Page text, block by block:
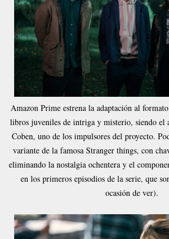
Amazon Prime estrena la adaptación al
libros juveniles de intriga y misterio, siendo el
Coben, uno de los impulsores del proyecto.
variante de la famosa Stranger things, con
eliminando la nostalgia ochentera y el
en los primeros episodios de la serie, que
ocasión de ver).